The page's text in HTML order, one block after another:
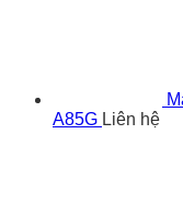
A85G Liên hệ